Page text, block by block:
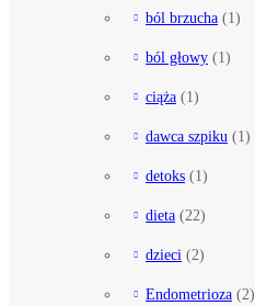
ból brzucha (1)
ból głowy (1)
ciąża (1)
dawca szpiku (1)
detoks (1)
dieta (22)
dzieci (2)
Endometrioza (2)